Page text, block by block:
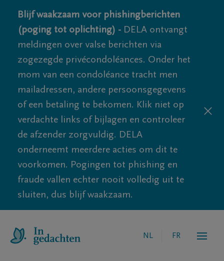
Blijf waakzaam voor phishingberichten
(poging tot oplichting) - DELA ontvangt
meldingen over valse berichten via
zogezegde privécondoléances. Onder het
mom van een condoléance tracht men
mailadressen, andere persoonsgegevens
of een betaling te bekomen. Klik niet op
verdachte links of bijlagen en controleer
de afzender zorgvuldig. DELA
onderneemt meerdere acties om dit te
voorkomen. Pogingen tot phishing en
fraude vallen echter nooit volledig uit te
sluiten, dus blijf waakzaam.
NL FR